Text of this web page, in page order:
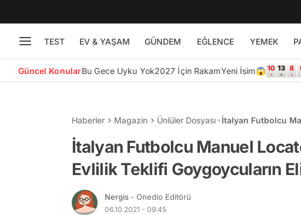
TEST EV & YAŞAM GÜNDEM EĞLENCE YEMEK
Güncel KonularBu Gece Uyku Yok2027 İçin RakamYeni İsim😱
Haberler Magazin Ünlüler Dosyası
İtalyan Futbolcu
İtalyan Futbolcu Manuel
Evlilik Teklifi Goygoycuların
Nergis - Onedio Editörü
06.10.2021 - 09:45